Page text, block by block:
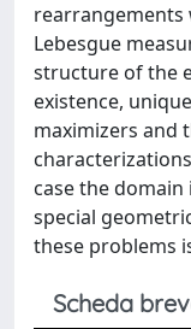
Lebesgue
structure of the
existence,
maximizers and
case the domain
special
these problems
Scheda